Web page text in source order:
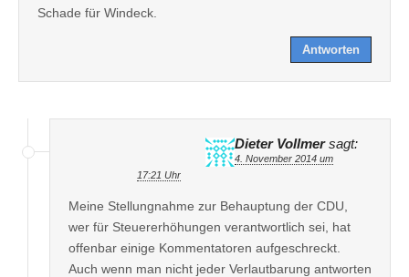
Schade für Windeck.
Antworten
Dieter Vollmer sagt:
4. November 2014 um
17:21 Uhr
Meine Stellungnahme zur Behauptung der CDU,
wer für Steuererhöhungen verantwortlich sei, hat
offenbar einige Kommentatoren aufgeschreckt.
Auch wenn man nicht jeder Verlautbarung antworten